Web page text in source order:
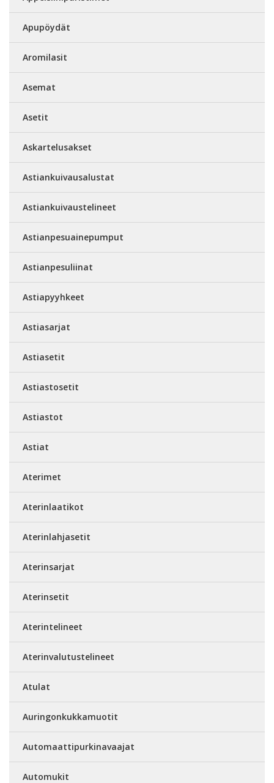
Apupöydät
Aromilasit
Asemat
Asetit
Askartelusakset
Astiankuivausalustat
Astiankuivaustelineet
Astianpesuainepumput
Astianpesuliinat
Astiapyyhkeet
Astiasarjat
Astiasetit
Astiastosetit
Astiastot
Astiat
Aterimet
Aterinlaatikot
Aterinlahjasetit
Aterinsarjat
Aterinsetit
Aterintelineet
Aterinvalutustelineet
Atulat
Auringonkukkamuotit
Automaattipurkinavaajat
Automukit